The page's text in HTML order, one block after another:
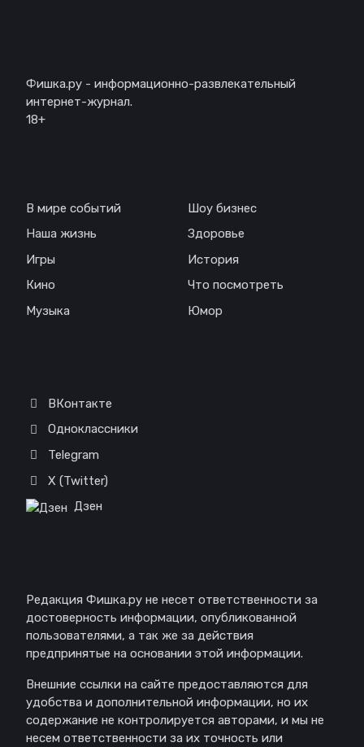
Фишка.ру - информационно-развлекательный
интернет-журнал.
18+
В мире событий
Наша жизнь
Игры
Кино
Музыка
Шоу бизнес
Здоровье
История
Что посмотреть
Юмор
ВКонтакте
Одноклассники
Telegram
X (Twitter)
Дзен
Редакция Фишка.ру не несет ответственности за
достоверность информации, опубликованной
пользователями, а так же за действия
предпринятые на основании этой информации.
Внешние ссылки на сайте предоставляются для
удобства и дополнительной информации, но их
содержание не контролируется авторами, и мы не
несем ответственности за их точность или